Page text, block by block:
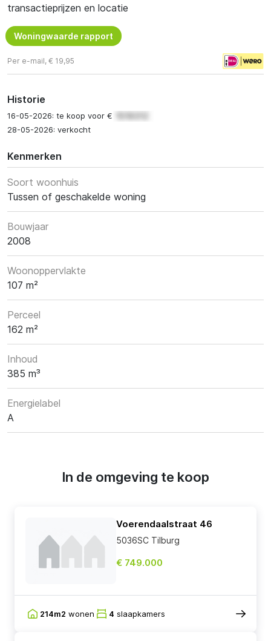
transactieprijzen en locatie
Woningwaarde rapport
Per e-mail, € 19,95
Historie
16-05-2026: te koop voor €
28-05-2026: verkocht
Kenmerken
Soort woonhuis
Tussen of geschakelde woning
Bouwjaar
2008
Woonoppervlakte
107 m²
Perceel
162 m²
Inhoud
385 m³
Energielabel
A
In de omgeving te koop
Voerendaalstraat 46
5036SC Tilburg
€ 749.000
214m2 wonen 4 slaapkamers